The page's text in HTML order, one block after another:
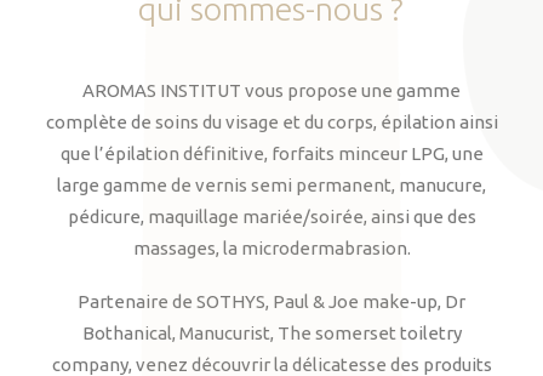
qui sommes-nous ?
AROMAS INSTITUT vous propose une gamme
complète de soins du visage et du corps, épilation ainsi
que l’épilation définitive, forfaits minceur LPG, une
large gamme de vernis semi permanent, manucure,
pédicure, maquillage mariée/soirée, ainsi que des
massages, la microdermabrasion.
Partenaire de SOTHYS, Paul & Joe make-up, Dr
Bothanical, Manucurist, The somerset toiletry
company, venez découvrir la délicatesse des produits